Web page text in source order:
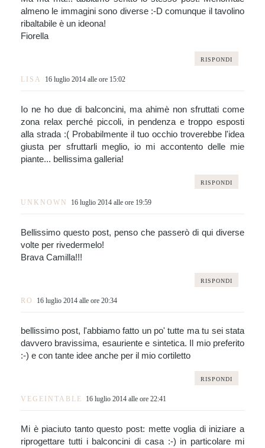
almeno le immagini sono diverse :-D comunque il tavolino
ribaltabile è un ideona!
Fiorella
RISPONDI
LISA 16 luglio 2014 alle ore 15:02
Io ne ho due di balconcini, ma ahimè non sfruttati come
zona relax perché piccoli, in pendenza e troppo esposti
alla strada :( Probabilmente il tuo occhio troverebbe l'idea
giusta per sfruttarli meglio, io mi accontento delle mie
piante... bellissima galleria!
RISPONDI
UNKNOWN 16 luglio 2014 alle ore 19:59
Bellissimo questo post, penso che passerò di qui diverse
volte per rivedermelo!
Brava Camilla!!!
RISPONDI
RO 16 luglio 2014 alle ore 20:34
bellissimo post, l'abbiamo fatto un po' tutte ma tu sei stata
davvero bravissima, esauriente e sintetica. Il mio preferito
:-) e con tante idee anche per il mio cortiletto
RISPONDI
VEGEINTABLE 16 luglio 2014 alle ore 22:41
Mi è piaciuto tanto questo post: mette voglia di iniziare a
riprogettare tutti i balconcini di casa :-) in particolare mi